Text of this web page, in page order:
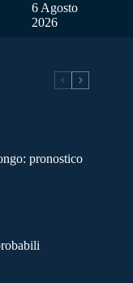
6 Agosto
2026
pronostico